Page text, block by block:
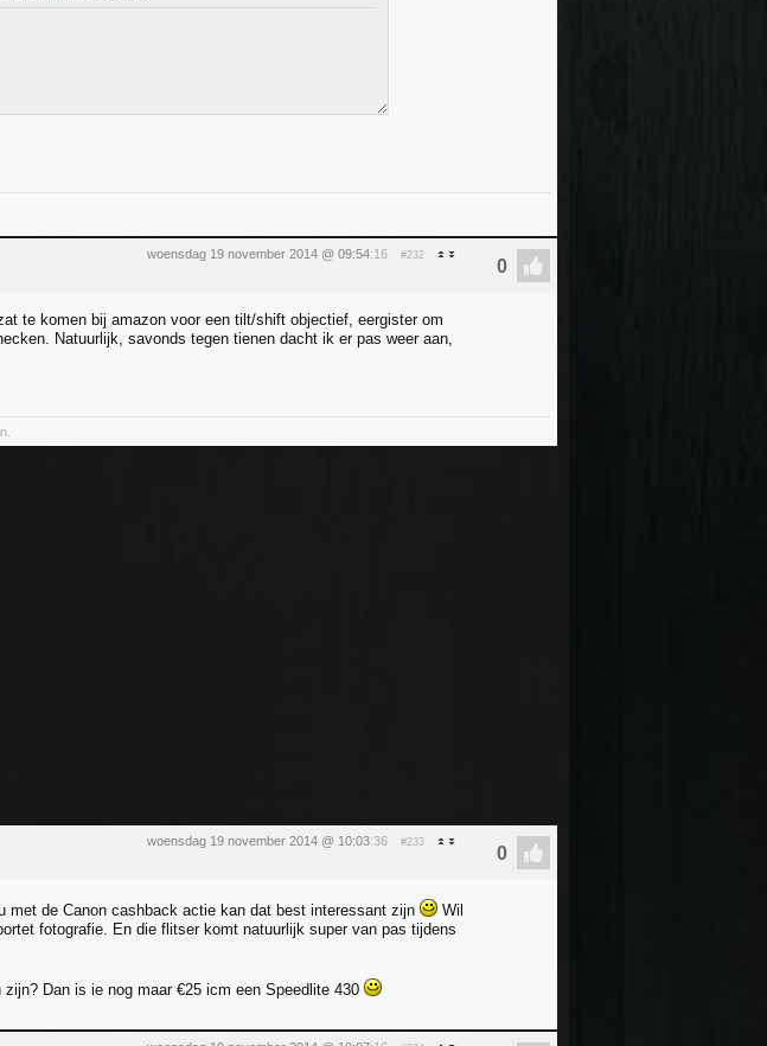
woensdag 19 november 2014 @ 09:54:16 #232
te komen bij amazon voor een tilt/shift objectief, eergister om
Natuurlijk, savonds tegen tienen dacht ik er pas weer aan,
woensdag 19 november 2014 @ 10:03:36 #233
met de Canon cashback actie kan dat best interessant zijn
Wil
fotografie. En die flitser komt natuurlijk super van pas tijdens
Dan is ie nog maar €25 icm een Speedlite 430